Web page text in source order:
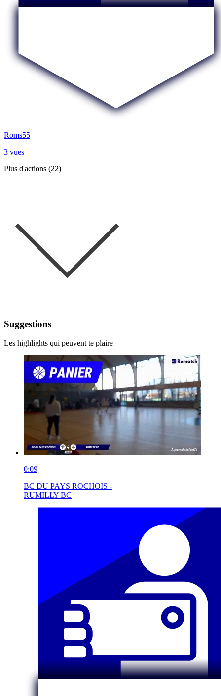
Roms55
3 vues
Plus d'actions (22)
Suggestions
Les highlights qui peuvent te plaire
0:09
BC DU PAYS ROCHOIS -
RUMILLY BC